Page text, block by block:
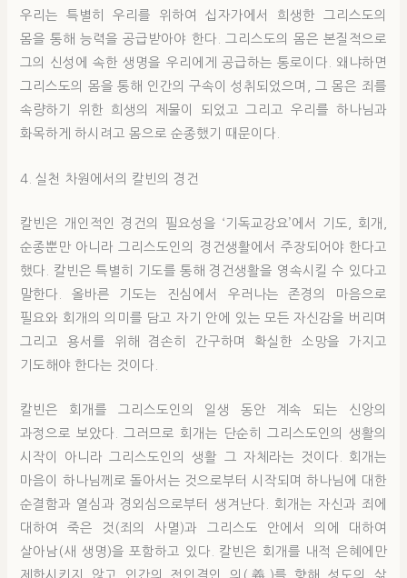
우리는 특별히 우리를 위하여 십자가에서 희생한 그리스도의
몸을 통해 능력을 공급받아야 한다. 그리스도의 몸은 본질적으로
그의 신성에 속한 생명을 우리에게 공급하는 통로이다. 왜냐하면
그리스도의 몸을 통해 인간의 구속이 성취되었으며, 그 몸은 죄를
속량하기 위한 희생의 제물이 되었고 그리고 우리를 하나님과
화목하게 하시려고 몸으로 순종했기 때문이다.
4. 실천 차원에서의 칼빈의 경건
칼빈은 개인적인 경건의 필요성을 ‘기독교강요’에서 기도, 회개,
순종뿐만 아니라 그리스도인의 경건생활에서 주장되어야 한다고
했다. 칼빈은 특별히 기도를 통해 경건생활을 영속시킬 수 있다고
말한다. 올바른 기도는 진심에서 우러나는 존경의 마음으로
필요와 회개의 의미를 담고 자기 안에 있는 모든 자신감을 버리며
그리고 용서를 위해 겸손히 간구하며 확실한 소망을 가지고
기도해야 한다는 것이다.
칼빈은 회개를 그리스도인의 일생 동안 계속 되는 신앙의
과정으로 보았다. 그러므로 회개는 단순히 그리스도인의 생활의
시작이 아니라 그리스도인의 생활 그 자체라는 것이다. 회개는
마음이 하나님께로 돌아서는 것으로부터 시작되며 하나님에 대한
순결함과 열심과 경외심으로부터 생겨난다. 회개는 자신과 죄에
대하여 죽은 것(죄의 사멸)과 그리스도 안에서 의에 대하여
살아남(새 생명)을 포함하고 있다. 칼빈은 회개를 내적 은혜에만